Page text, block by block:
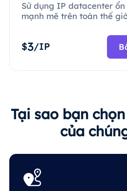
Sử dụng IP datacenter
mạnh mẽ trên toàn thế
$3/IP
Tại sao bạn
của